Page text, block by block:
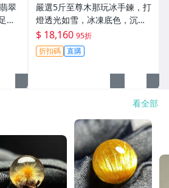
翠
，
鏈
嚴選5斤至尊木那玩冰手鍊，打
燈透光如雪，冰凍底色，沉穩
厚重，推薦收藏級天然A貨翡
翠手鍊#翡翠#天然A貨#手鍊
$ 18,160 95折
折扣碼 直購
看全部